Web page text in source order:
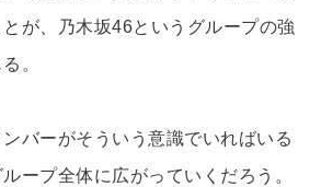
が、乃木坂46というグループの強
。
バーがそういう意識でいればいる
ープ全体に広がっていくだろう。